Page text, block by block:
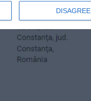
DISAGREE